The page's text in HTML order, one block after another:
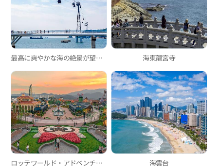
最高に爽やかな海の絶景が望める松島海上ロープウェイ！ 海東龍宮寺
ロッテワールド・アドベンチャー釜山 海雲台